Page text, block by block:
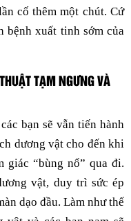
cố thêm một chút. Cứ
bệnh xuất tinh sớm của
TẠM NGƯNG VÀ
bạn sẽ vẫn tiến hành
dương vật cho đến khi
giác “bùng nổ” qua đi.
vật, duy trì sức ép
dạo đầu. Làm như thế